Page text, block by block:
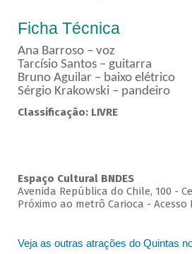
Ficha Técnica
Ana Barroso – voz
Tarcísio Santos – guitarra
Bruno Aguilar – baixo elétrico
Sérgio Krakowski – pandeiro
Classificação: LIVRE
Espaço Cultural BNDES
Avenida República do Chile, 100 -
Próximo ao metrô Carioca - Acesso
Veja as outras atrações do Quintas